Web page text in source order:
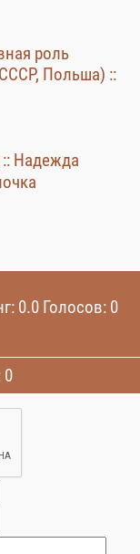
роль
Польша) ::
:: Надежда
0.0 Голосов: 0
0